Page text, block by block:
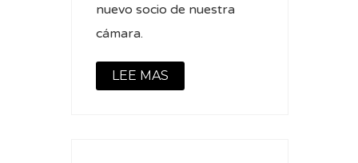
nuevo socio de nuestra
cámara.
LEE MAS